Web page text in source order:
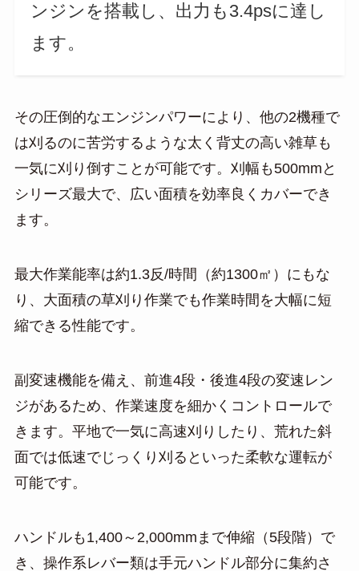
ンジンを搭載し、出力も3.4psに達し
ます。
その圧倒的なエンジンパワーにより、他の2機種で
は刈るのに苦労するような太く背丈の高い雑草も
一気に刈り倒すことが可能です。刈幅も500mmと
シリーズ最大で、広い面積を効率良くカバーでき
ます。
最大作業能率は約1.3反/時間（約1300㎡）にもな
り、大面積の草刈り作業でも作業時間を大幅に短
縮できる性能です。
副変速機能を備え、前進4段・後進4段の変速レン
ジがあるため、作業速度を細かくコントロールで
きます。平地で一気に高速刈りしたり、荒れた斜
面では低速でじっくり刈るといった柔軟な運転が
可能です。
ハンドルも1,400～2,000mmまで伸縮（5段階）で
き、操作系レバー類は手元ハンドル部分に集約さ